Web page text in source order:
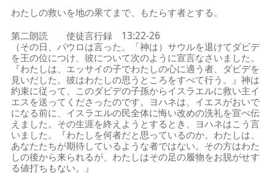
わたしの救いを地の果てまで、もたらす者とする。
第二朗読 使徒言行録 13:22-26
（その日、パウロは言った。「神は）サウルを退けてダビデ
を王の位につけ、彼について次のように宣言なさいました。
『わたしは、エッサイの子でわたしの心に適う者、ダビデを
見いだした。彼はわたしの思うところをすべて行う。』神は
約束に従って、このダビデの子孫からイスラエルに救い主イ
エスを送ってくださったのです。ヨハネは、イエスがおいで
になる前に、イスラエルの民全体に悔い改めの洗礼を宣べ伝
えました。その生涯を終えようとするとき、ヨハネはこう言
いました。『わたしを何者だと思っているのか。わたしは、
あなたたちが期待しているような者ではない。その方はわた
しの後から来られるが、わたしはその足の履物をお脱がせす
る値打ちもない。』